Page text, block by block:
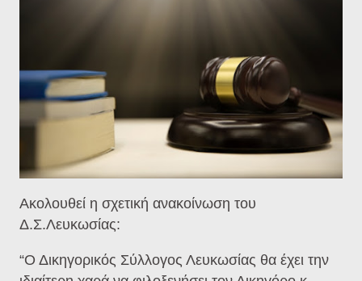
Ακολουθεί η σχετική ανακοίνωση του
Δ.Σ.Λευκωσίας:
“Ο Δικηγορικός Σύλλογος Λευκωσίας θα έχει την